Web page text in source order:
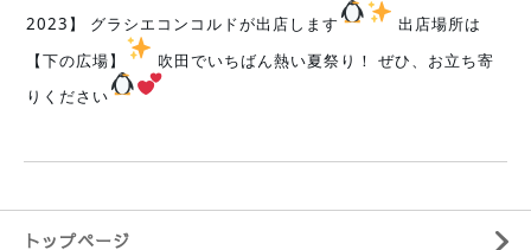
2023】 グラシエコンコルドが出店します
出店場所は
【下の広場】
吹田でいちばん熱い夏祭り！ ぜひ、お立ち寄
りください
トップページ